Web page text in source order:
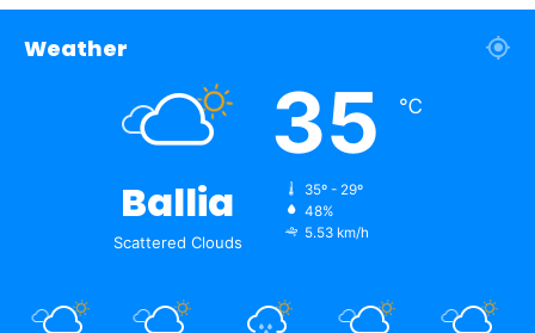
Weather
Ballia
Scattered Clouds
35 ℃
35º - 29º
48%
5.53 km/h